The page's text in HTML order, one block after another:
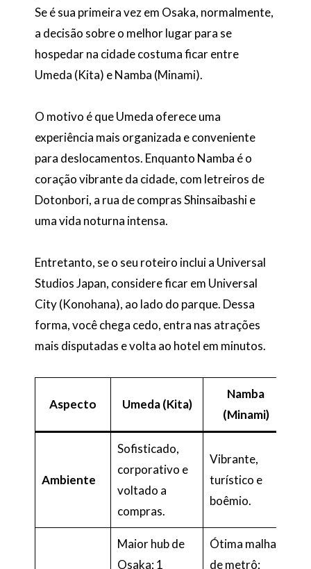
Se é sua primeira vez em Osaka, normalmente,
a decisão sobre o melhor lugar para se
hospedar na cidade costuma ficar entre
Umeda (Kita) e Namba (Minami).
O motivo é que Umeda oferece uma
experiência mais organizada e conveniente
para deslocamentos. Enquanto Namba é o
coração vibrante da cidade, com letreiros de
Dotonbori, a rua de compras Shinsaibashi e
uma vida noturna intensa.
Entretanto, se o seu roteiro inclui a Universal
Studios Japan, considere ficar em Universal
City (Konohana), ao lado do parque. Dessa
forma, você chega cedo, entra nas atrações
mais disputadas e volta ao hotel em minutos.
Aspecto Umeda (Kita)
Namba
(Minami)
Ambiente
Sofisticado,
corporativo e
voltado a
compras.
Vibrante,
turístico e
boêmio.
Maior hub de
Osaka; 1
Ótima malha
de metrô;